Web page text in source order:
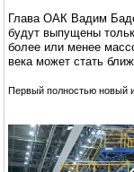
Глава ОАК Вадим
будут выпущены
более или менее
века может стать
Первый полностью новый